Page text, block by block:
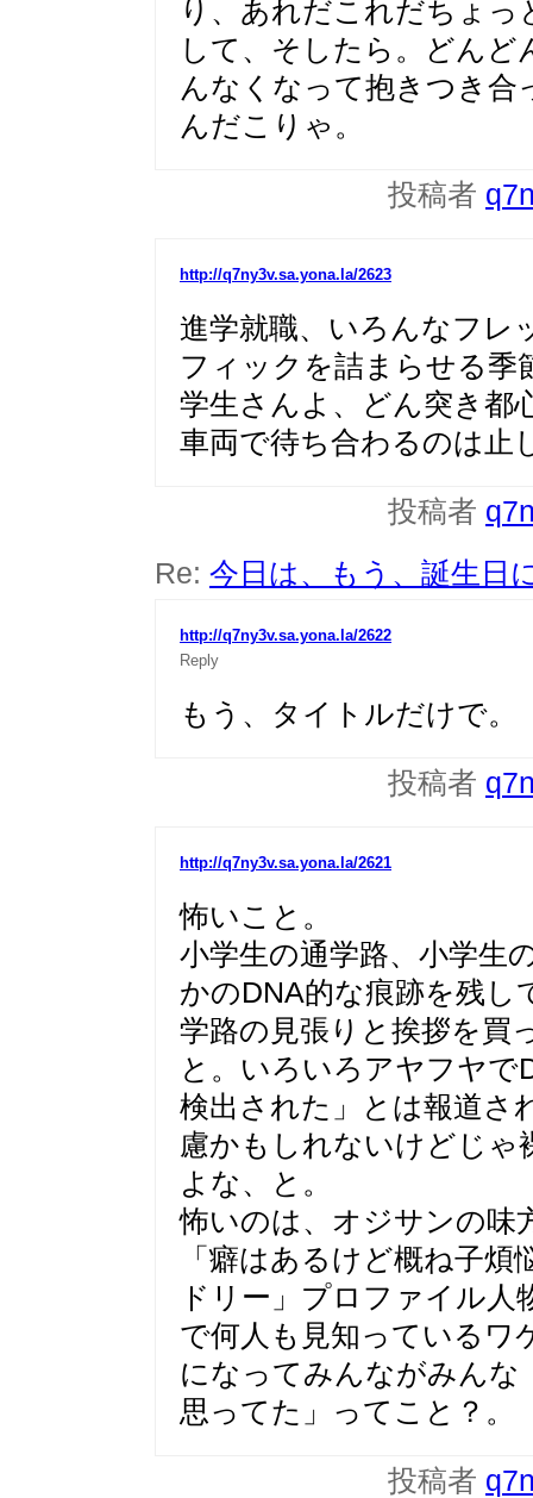
り、あれだこれだちょ
して、そしたら。どん
んなくなって抱きつき合
んだこりゃ。
投稿者
http://q7ny3v.sa.yona.la/2623
進学就職、いろんなフレ
フィックを詰まらせる季
学生さんよ、どん突き都
車両で待ち合わるのは止
投稿者
Re: 今日は、もう、誕生日
http://q7ny3v.sa.yona.la/2622
Reply
もう、タイトルだけで。
投稿者
http://q7ny3v.sa.yona.la/2621
怖いこと。
小学生の通学路、小学生
かのDNA的な痕跡を残し
学路の見張りと挨拶を買
と。いろいろアヤフヤ
検出された」とは報道さ
慮かもしれないけどじゃ
よな、と。
怖いのは、オジサンの味
「癖はあるけど概ね子
ドリー」プロファイル
で何人も見知っているワ
になってみんながみんな
思ってた」ってこと？。
投稿者